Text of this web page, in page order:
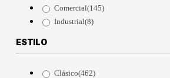
Comercial(145)
Industrial(8)
ESTILO
Clásico(462)